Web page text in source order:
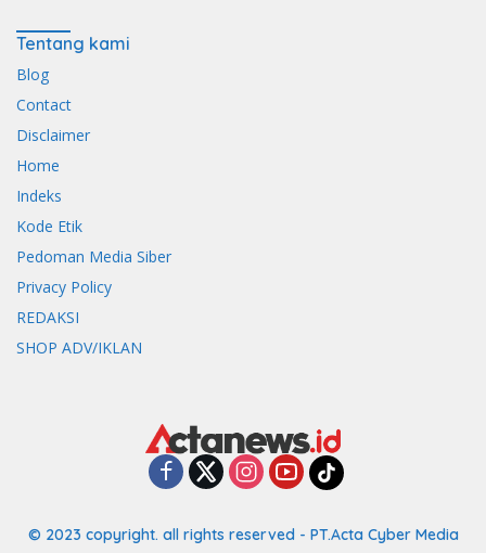
Tentang kami
Blog
Contact
Disclaimer
Home
Indeks
Kode Etik
Pedoman Media Siber
Privacy Policy
REDAKSI
SHOP ADV/IKLAN
© 2023 copyright. all rights reserved - PT.Acta Cyber Media